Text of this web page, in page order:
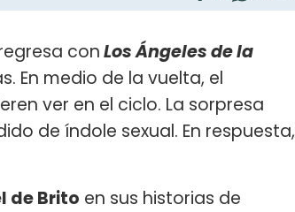
conLos Ángeles de la
En medio de la vuelta, el
ver en el ciclo. La sorpresa
de índole sexual. En respuesta,
de Brito en sus historias de